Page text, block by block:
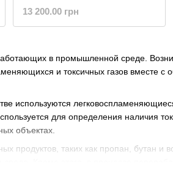
в промышленной среде.
и токсичных газов вместе
используются
для определения наличия
объектах.
продуктов, таких как пропан, бутан и
13 200.00 грн